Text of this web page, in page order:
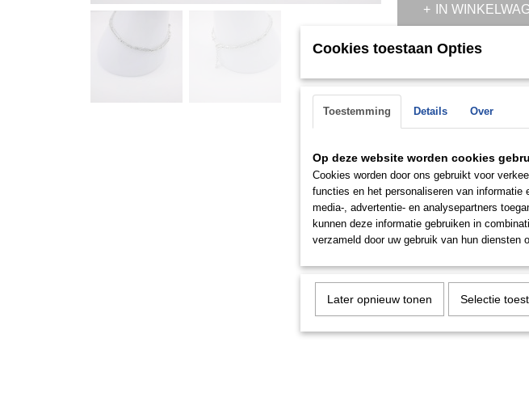
IN
Cookies toestaan Opties
Toestemming Details Over
Op deze website worden cookies
Cookies worden door ons gebruikt voor
functies en het personaliseren van
media-, advertentie- en analysepartners
kunnen deze informatie gebruiken in
verzameld door uw gebruik van hun diensten
Later opnieuw tonen Selectie